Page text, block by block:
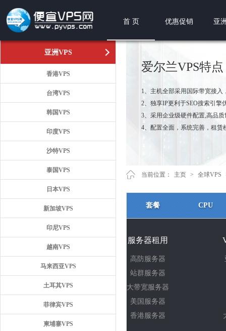
首 页 优惠促销 亚
亚洲VPS
香港VPS
台湾VPS
韩国VPS
印度VPS
沙特VPS
泰国VPS
日本VPS
新加坡VPS
印尼VPS
越南VPS
马来西亚VPS
土耳其VPS
菲律宾VPS
柬埔寨VPS
爱尔兰VPS特
1、主机全部采用国际带宽接
2、独享IP更利于SEO搜索引擎
3、采用企业级硬件配置,高品
4、配置全面，系统完善，租
当前位置： 主页 > 全球VPS
套餐 CPU
服务器租用
高防服务器
站群服务器
大带宽服务器
美国服务器
香港服务器